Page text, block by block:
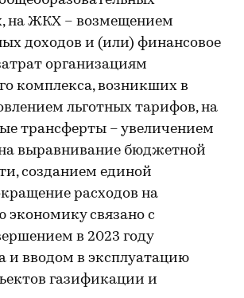
на ЖКХ – возмещением
доходов и (или) финансовое
организациям
комплекса, возникших в
льготных тарифов, на
трансферты – увеличением
выравнивание бюджетной
созданием единой
расходов на
экономику связано с
в 2023 году
и вводом в эксплуатацию
газификации и